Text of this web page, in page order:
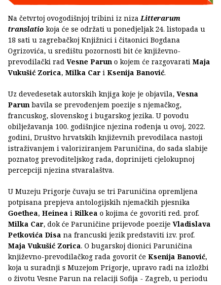
Na četvrtoj ovogodišnjoj tribini iz niza Litterarum
translatio koja će se održati u ponedjeljak 24. listopada u
18 sati u zagrebačkoj Knjižnici i čitaonici Bogdana
Ogrizovića, u središtu pozornosti bit će književno-
prevodilački rad Vesne Parun o kojem će razgovarati Maja
Vukušić Zorica, Milka Car i Ksenija Banović.
Uz devedesetak autorskih knjiga koje je objavila, Vesna
Parun bavila se prevođenjem poezije s njemačkog,
francuskog, slovenskog i bugarskog jezika. U povodu
obilježavanja 100. godišnjice njezina rođenja u ovoj, 2022.
godini, Društvo hrvatskih književnih prevodilaca nastoji
istraživanjem i valoriziranjem Paruničina, do sada slabije
poznatog prevoditeljskog rada, doprinijeti cjelokupnoj
percepciji njezina stvaralaštva.
U Muzeju Prigorje čuvaju se tri Paruničina opremljena
potpisana prepjeva antologijskih njemačkih pjesnika
Goethea, Heinea i Rilkea o kojima će govoriti red. prof.
Milka Car, dok će Paruničine prijevode poezije Vladislava
Petkovića Disa na francuski jezik predstaviti izv. prof.
Maja Vukušić Zorica. O bugarskoj dionici Paruničina
književno-prevodilačkog rada govorit će Ksenija Banović,
koja u suradnji s Muzejom Prigorje, upravo radi na izložbi
o životu Vesne Parun na relaciji Sofija - Zagreb, u periodu